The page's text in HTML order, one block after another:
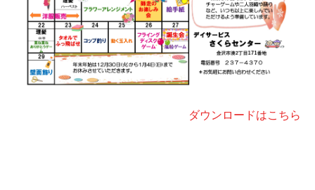
ダウンロードはこちら